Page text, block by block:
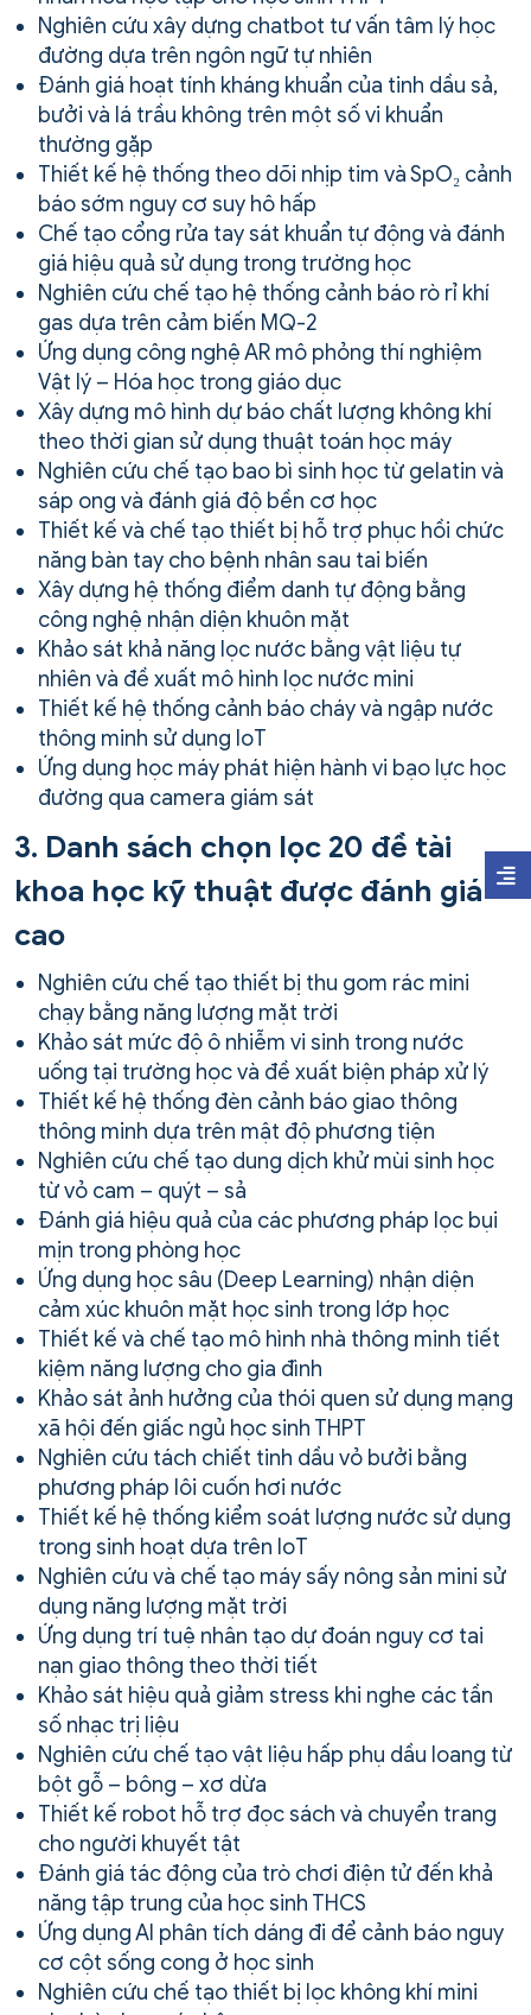
Nghiên cứu xây dựng chatbot tư vấn tâm lý học
đường dựa trên ngôn ngữ tự nhiên
Đánh giá hoạt tính kháng khuẩn của tinh dầu sả,
bưởi và lá trầu không trên một số vi khuẩn
thường gặp
Thiết kế hệ thống theo dõi nhịp tim và SpO₂ cảnh
báo sớm nguy cơ suy hô hấp
Chế tạo cổng rửa tay sát khuẩn tự động và đánh
giá hiệu quả sử dụng trong trường học
Nghiên cứu chế tạo hệ thống cảnh báo rò rỉ khí
gas dựa trên cảm biến MQ-2
Ứng dụng công nghệ AR mô phỏng thí nghiệm
Vật lý – Hóa học trong giáo dục
Xây dựng mô hình dự báo chất lượng không khí
theo thời gian sử dụng thuật toán học máy
Nghiên cứu chế tạo bao bì sinh học từ gelatin và
sáp ong và đánh giá độ bền cơ học
Thiết kế và chế tạo thiết bị hỗ trợ phục hồi chức
năng bàn tay cho bệnh nhân sau tai biến
Xây dựng hệ thống điểm danh tự động bằng
công nghệ nhận diện khuôn mặt
Khảo sát khả năng lọc nước bằng vật liệu tự
nhiên và đề xuất mô hình lọc nước mini
Thiết kế hệ thống cảnh báo cháy và ngập nước
thông minh sử dụng IoT
Ứng dụng học máy phát hiện hành vi bạo lực học
đường qua camera giám sát
3. Danh sách chọn lọc 20 đề tài
khoa học kỹ thuật được đánh giá
cao
Nghiên cứu chế tạo thiết bị thu gom rác mini
chạy bằng năng lượng mặt trời
Khảo sát mức độ ô nhiễm vi sinh trong nước
uống tại trường học và đề xuất biện pháp xử lý
Thiết kế hệ thống đèn cảnh báo giao thông
thông minh dựa trên mật độ phương tiện
Nghiên cứu chế tạo dung dịch khử mùi sinh học
từ vỏ cam – quýt – sả
Đánh giá hiệu quả của các phương pháp lọc bụi
mịn trong phòng học
Ứng dụng học sâu (Deep Learning) nhận diện
cảm xúc khuôn mặt học sinh trong lớp học
Thiết kế và chế tạo mô hình nhà thông minh tiết
kiệm năng lượng cho gia đình
Khảo sát ảnh hưởng của thói quen sử dụng mạng
xã hội đến giấc ngủ học sinh THPT
Nghiên cứu tách chiết tinh dầu vỏ bưởi bằng
phương pháp lôi cuốn hơi nước
Thiết kế hệ thống kiểm soát lượng nước sử dụng
trong sinh hoạt dựa trên IoT
Nghiên cứu và chế tạo máy sấy nông sản mini sử
dụng năng lượng mặt trời
Ứng dụng trí tuệ nhân tạo dự đoán nguy cơ tai
nạn giao thông theo thời tiết
Khảo sát hiệu quả giảm stress khi nghe các tần
số nhạc trị liệu
Nghiên cứu chế tạo vật liệu hấp phụ dầu loang từ
bột gỗ – bông – xơ dừa
Thiết kế robot hỗ trợ đọc sách và chuyển trang
cho người khuyết tật
Đánh giá tác động của trò chơi điện tử đến khả
năng tập trung của học sinh THCS
Ứng dụng AI phân tích dáng đi để cảnh báo nguy
cơ cột sống cong ở học sinh
Nghiên cứu chế tạo thiết bị lọc không khí mini